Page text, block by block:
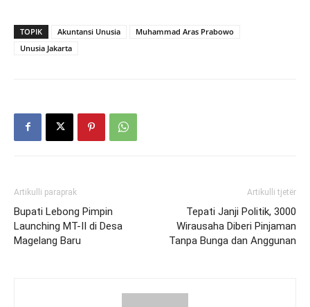
TOPIK Akuntansi Unusia
Muhammad Aras Prabowo
Unusia Jakarta
Artikulli paraprak
Bupati Lebong Pimpin
Launching MT-II di Desa
Magelang Baru
Artikulli tjetër
Tepati Janji Politik, 3000
Wirausaha Diberi Pinjaman
Tanpa Bunga dan Anggunan